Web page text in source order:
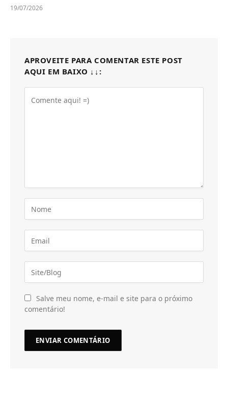
19/07/2026
APROVEITE PARA COMENTAR ESTE POST
AQUI EM BAIXO ↓↓:
Salve meu nome, e-mail e site para o próximo
comentário!